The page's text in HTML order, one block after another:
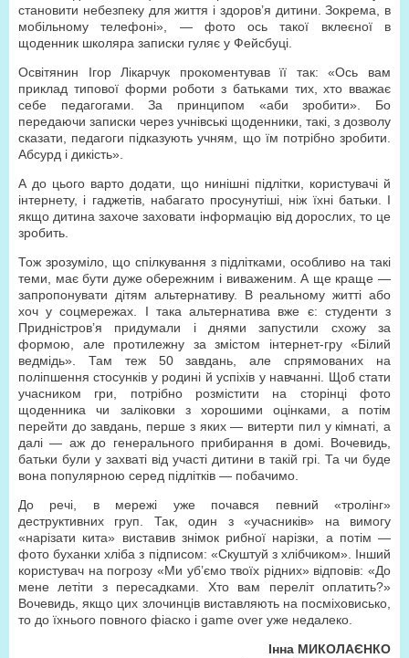
становити небезпеку для життя і здоров’я дитини. Зокрема, в
мобільному телефоні», — фото ось такої вклеєної в
щоденник школяра записки гуляє у Фейсбуці.
Освітянин Ігор Лікарчук прокоментував її так: «Ось вам
приклад типової форми роботи з батьками тих, хто вважає
себе педагогами. За принципом «аби зробити». Бо
передаючи записки через учнівські щоденники, такі, з дозволу
сказати, педагоги підказують учням, що їм потрібно зробити.
Абсурд і дикість».
А до цього варто додати, що нинішні підлітки, користувачі й
інтернету, і гаджетів, набагато просунутіші, ніж їхні батьки. І
якщо дитина захоче заховати інформацію від дорослих, то це
зробить.
Тож зрозуміло, що спілкування з підлітками, особливо на такі
теми, має бути дуже обережним і виваженим. А ще краще —
запропонувати дітям альтернативу. В реальному житті або
хоч у соцмережах. І така альтернатива вже є: студенти з
Придністров’я придумали і днями запустили схожу за
формою, але протилежну за змістом інтернет-гру «Білий
ведмідь». Там теж 50 завдань, але спрямованих на
поліпшення стосунків у родині й успіхів у навчанні. Щоб стати
учасником гри, потрібно розмістити на сторінці фото
щоденника чи заліковки з хорошими оцінками, а потім
перейти до завдань, перше з яких — витерти пил у кімнаті, а
далі — аж до генерального прибирання в домі. Вочевидь,
батьки були у захваті від участі дитини в такій грі. Та чи буде
вона популярною серед підлітків — побачимо.
До речі, в мережі уже почався певний «тролінг»
деструктивних груп. Так, один з «учасників» на вимогу
«нарізати кита» виставив знімок рибної нарізки, а потім —
фото буханки хліба з підписом: «Скуштуй з хлібчиком». Інший
користувач на погрозу «Ми уб’ємо твоїх рідних» відповів: «До
мене летіти з пересадками. Хто вам переліт оплатить?»
Вочевидь, якщо цих злочинців виставляють на посміховисько,
то до їхнього повного фіаско і game over уже недалеко.
Інна МИКОЛАЄНКО